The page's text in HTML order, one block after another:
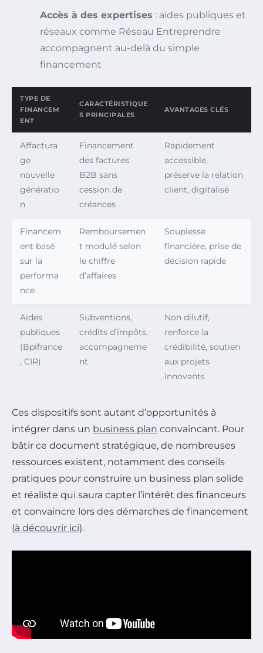
Accès à des expertises : aides publiques et
réseaux comme Réseau Entreprendre
accompagnent au-delà du simple
financement
TYPE DE
FINANCEM
ENT
CARACTÉRISTIQUE
S PRINCIPALES
AVANTAGES CLÉS
Affactura
ge
nouvelle
génératio
n
Financement
des factures
B2B sans
cession de
créances
Rapidement
accessible,
préserve la relation
client, digitalisé
Financem
ent basé
sur la
performa
nce
Remboursemen
t modulé selon
le chiffre
d’affaires
Souplesse
financière, prise de
décision rapide
Aides
publiques
(Bpifrance
, CIR)
Subventions,
crédits d’impôts,
accompagneme
nt
Non dilutif,
renforce la
crédibilité, soutien
aux projets
innovants
Ces dispositifs sont autant d’opportunités à
intégrer dans un business plan convaincant. Pour
bâtir ce document stratégique, de nombreuses
ressources existent, notamment des conseils
pratiques pour construire un business plan solide
et réaliste qui saura capter l’intérêt des financeurs
et convaincre lors des démarches de financement
(à découvrir ici).